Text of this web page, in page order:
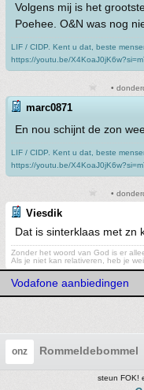
Volgens mij is het
Poehee. O&N was nog
LIF / CIDP. Kent u dat, beste
https://youtu.be/
•
marc0871
En nou schijnt de zon
LIF / CIDP. Kent u dat, beste
https://youtu.be/
•
Viesdik
Dat is sinterklaas met zn
Zonder het woord van God is er
Als je niet kan relativeren, heb je
Vodafone aanbiedingen
onz Rommeldebommel
steun FOK!